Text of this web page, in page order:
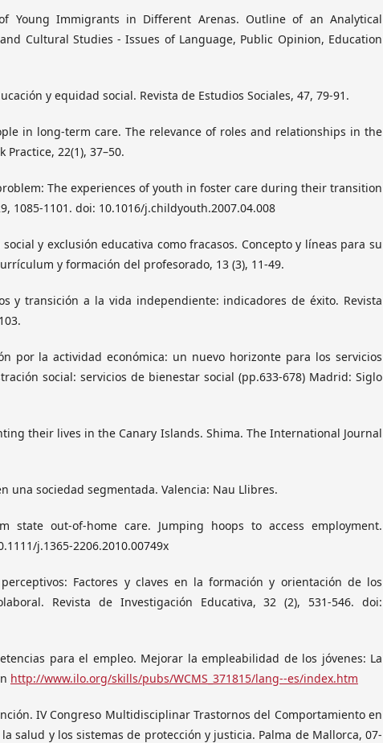
Young Immigrants in Different Arenas. Outline of an Analytical
Cultural Studies - Issues of Language, Public Opinion, Education
y equidad social. Revista de Estudios Sociales, 47, 79-91.
in long-term care. The relevance of roles and relationships in the
22(1), 37–50.
The experiences of youth in foster care during their transition
1085-1101. doi: 10.1016/j.childyouth.2007.04.008
social y exclusión educativa como fracasos. Concepto y líneas para su
y formación del profesorado, 13 (3), 11-49.
y transición a la vida independiente: indicadores de éxito. Revista
por la actividad económica: un nuevo horizonte para los servicios
social: servicios de bienestar social (pp.633-678) Madrid: Siglo
their lives in the Canary Islands. Shima. The International Journal
una sociedad segmentada. Valencia: Nau Llibres.
state out-of-home care. Jumping hoops to access employment.
j.1365-2206.2010.00749x
Factores y claves en la formación y orientación de los
Revista de Investigación Educativa, 32 (2), 531-546. doi:
para el empleo. Mejorar la empleabilidad de los jóvenes: La
http://www.ilo.org/skills/pubs/WCMS_371815/lang--es/index.htm
IV Congreso Multidisciplinar Trastornos del Comportamiento en
salud y los sistemas de protección y justicia. Palma de Mallorca, 07-